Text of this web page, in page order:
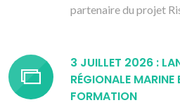
partenaire du projet
3 JUILLET 2026 :
RÉGIONALE MARINE
FORMATION